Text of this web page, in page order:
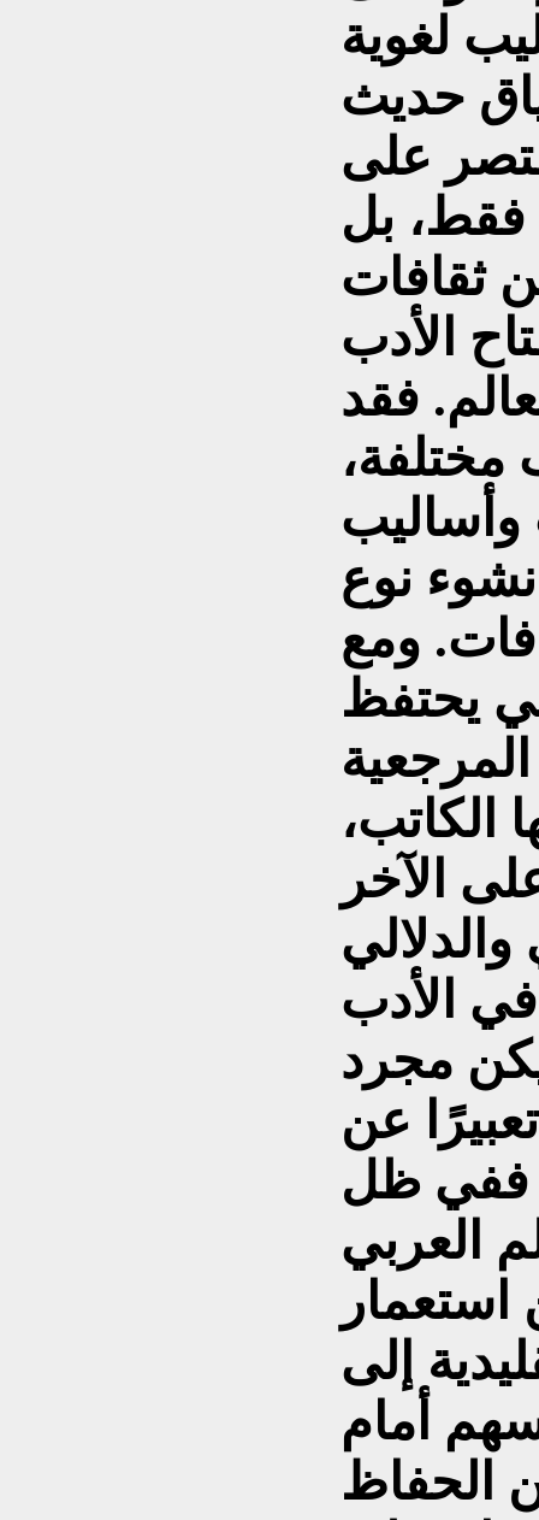
لغوية
على
فقط، بل
ثقافات
الأدب
فقد
مختلفة،
وأساليب
نوع
ومع
يحتفظ
الكاتب،
الأدب
مجرد
عن
ففي ظل
العربي
إلى
أمام
الحفاظ